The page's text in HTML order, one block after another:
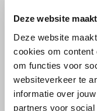
Deze website
Deze website
cookies om content
om functies voor
websiteverkeer te
informatie over
partners voor
Size guide